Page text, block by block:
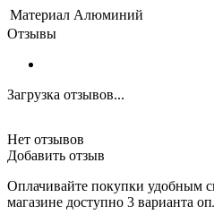
Материал Алюминий
Отзывы
Загрузка отзывов...
Нет отзывов
Добавить отзыв
Оплачивайте покупки удобным
магазине доступно 3 варианта